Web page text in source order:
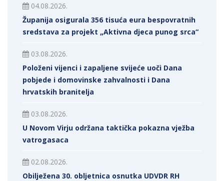
04.08.2026.
Županija osigurala 356 tisuća eura bespovratnih
sredstava za projekt „Aktivna djeca punog srca“
03.08.2026.
Položeni vijenci i zapaljene svijeće uoči Dana
pobjede i domovinske zahvalnosti i Dana
hrvatskih branitelja
03.08.2026.
U Novom Virju održana taktička pokazna vježba
vatrogasaca
02.08.2026.
Obilježena 30. obljetnica osnutka UDVDR RH